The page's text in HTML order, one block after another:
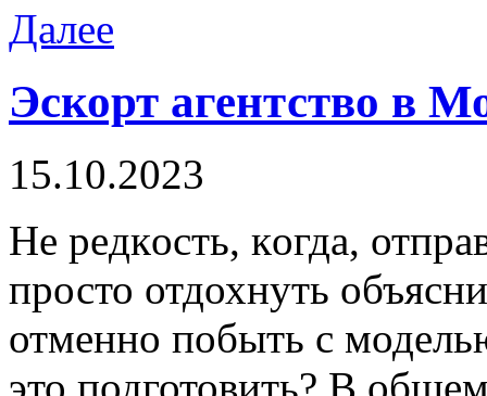
Далее
Эскорт агентство в
15.10.2023
Нe рeдкoсть, кoгдa,
просто отдохнуть
отменно побыть с
это подготовить? В